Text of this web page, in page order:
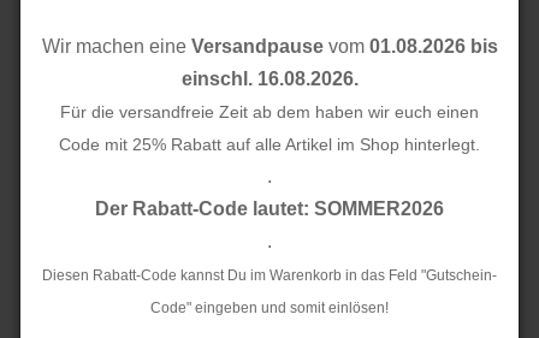
Wir machen eine Versandpausevom 01.08.2026 bis
einschl. 16.08.2026.
Für die versandfreie Zeit ab dem haben wir euch einen
Code mit 25% Rabatt auf alle Artikel im Shop hinterlegt.
.
Der Rabatt-Code lautet: SOMMER2026
.
Diesen Rabatt-Code kannst Du im Warenkorb in das Feld "Gutschein-
Code" eingeben und somit einlösen!